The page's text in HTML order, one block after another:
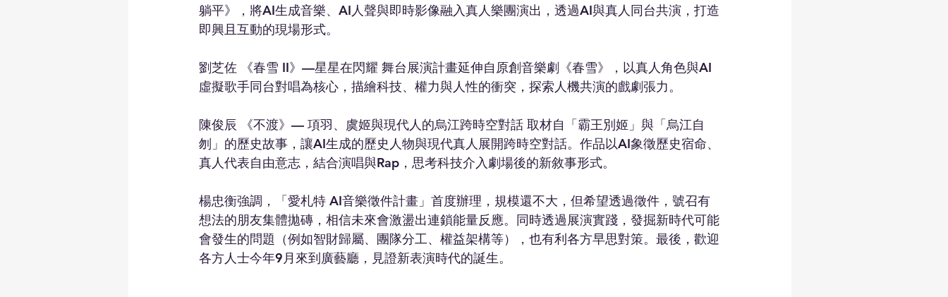
躺平》，將AI生成音樂、AI人聲與即時影像融入真人樂團演出，透過AI與真人同台共演，打造
即興且互動的現場形式。
劉芝佐 《春雪 II》—星星在閃耀 舞台展演計畫延伸自原創音樂劇《春雪》，以真人角色與AI
虛擬歌手同台對唱為核心，描繪科技、權力與人性的衝突，探索人機共演的戲劇張力。
陳俊辰 《不渡》— 項羽、虞姬與現代人的烏江跨時空對話 取材自「霸王別姬」與「烏江自
刎」的歷史故事，讓AI生成的歷史人物與現代真人展開跨時空對話。作品以AI象徵歷史宿命、
真人代表自由意志，結合演唱與Rap，思考科技介入劇場後的新敘事形式。
楊忠衡強調，「愛札特 AI音樂徵件計畫」首度辦理，規模還不大，但希望透過徵件，號召有
想法的朋友集體拋磚，相信未來會激盪出連鎖能量反應。同時透過展演實踐，發掘新時代可能
會發生的問題（例如智財歸屬、團隊分工、權益架構等），也有利各方早思對策。最後，歡迎
各方人士今年9月來到廣藝廳，見證新表演時代的誕生。